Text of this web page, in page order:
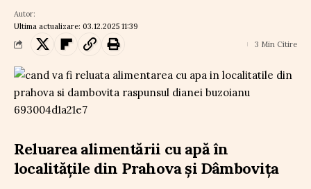
Ultima actualizare: 03.12.2025 11:39
Autor:
3 Min Citire
Reluarea alimentării cu apă în
localitățile din Prahova și Dâmbovița